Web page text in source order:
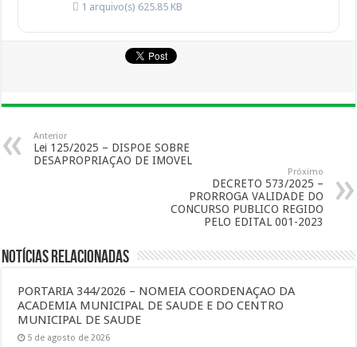
1 arquivo(s) 625.85 KB
Anterior
Lei 125/2025 – DISPOE SOBRE
DESAPROPRIAÇAO DE IMOVEL
Próximo
DECRETO 573/2025 –
PRORROGA VALIDADE DO
CONCURSO PUBLICO REGIDO
PELO EDITAL 001-2023
Notícias Relacionadas
PORTARIA 344/2026 – NOMEIA COORDENAÇAO DA
ACADEMIA MUNICIPAL DE SAUDE E DO CENTRO
MUNICIPAL DE SAUDE
5 de agosto de 2026